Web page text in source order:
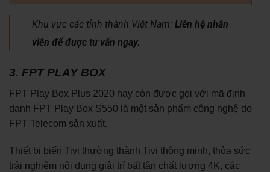
Khu vực các tỉnh thành Việt Nam: Liên hệ nhân
viên để được tư vấn ngay.
3. FPT PLAY BOX
FPT Play Box Plus 2020 hay còn được gọi với mã định
danh FPT Play Box S550 là một sản phẩm công nghệ do
FPT Telecom sản xuất.
Thiết bị biến Tivi thường thành Tivi thông minh, thỏa sức
trải nghiệm nội dung giải trí bất tận chất lượng 4K, các